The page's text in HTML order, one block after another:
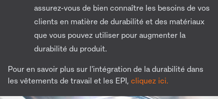
assurez-vous de bien connaître les besoins de vos
clients en matière de durabilité et des matériaux
que vous pouvez utiliser pour augmenter la
durabilité du produit.
Pour en savoir plus sur l'intégration de la durabilité dans
les vêtements de travail et les EPI, cliquez ici.